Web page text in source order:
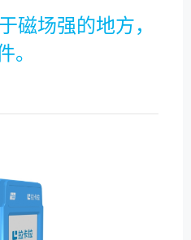
磁场强的地方，
。